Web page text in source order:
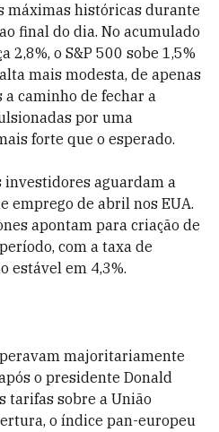
máximas históricas durante
final do dia. No acumulado
2,8%, o S&P 500 sobe 1,5%
mais modesta, de apenas
a caminho de fechar a
por uma
forte que o esperado.
investidores aguardam a
emprego de abril nos EUA.
apontam para criação de
com a taxa de
estável em 4,3%.
majoritariamente
o presidente Donald
tarifas sobre a União
o índice pan-europeu